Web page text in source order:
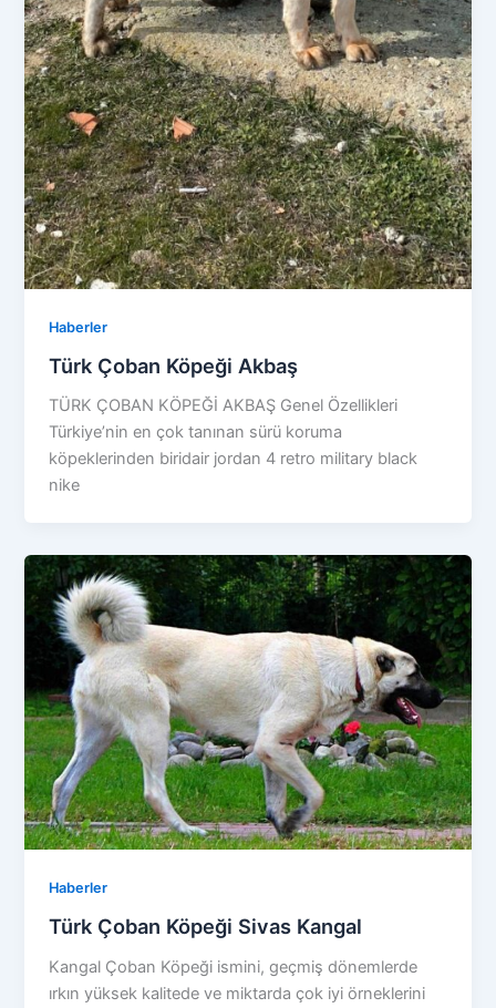
Haberler
Türk Çoban Köpeği Akbaş
TÜRK ÇOBAN KÖPEĞİ AKBAŞ Genel Özellikleri
Türkiye’nin en çok tanınan sürü koruma
köpeklerinden biridair jordan 4 retro military black
nike
Haberler
Türk Çoban Köpeği Sivas Kangal
Kangal Çoban Köpeği ismini, geçmiş dönemlerde
ırkın yüksek kalitede ve miktarda çok iyi örneklerini